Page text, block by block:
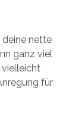
deine nette
ganz viel
vielleicht
für